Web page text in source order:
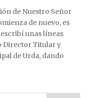
de Nuestro Señor
de nuevo, es
unas líneas
Director Titular y
de Urda, dando